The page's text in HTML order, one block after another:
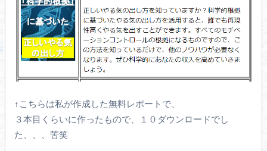
↑こちらは私が作成した無料レポートで、
３本目くらいに作ったもので、１０ダウンロードでし
た、、、苦笑